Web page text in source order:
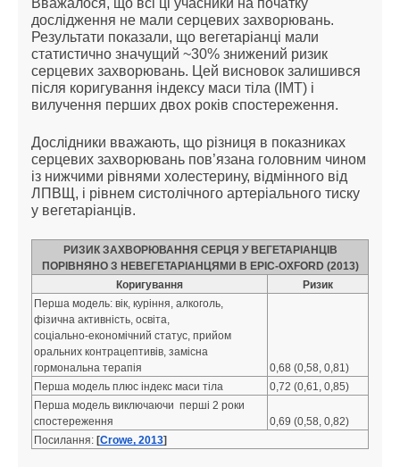
дослідження не мали серцевих захворювань.
Результати показали, що вегетаріанці мали
статистично значущий ~30% знижений ризик
серцевих захворювань. Цей висновок залишився
після коригування індексу маси тіла (ІМТ) і
вилучення перших двох років спостереження.
Дослідники вважають, що різниця в показниках
серцевих захворювань пов’язана головним чином
із нижчими рівнями холестерину, відмінного від
ЛПВЩ, і рівнем систолічного артеріального тиску
у вегетаріанців.
РИЗИК ЗАХВОРЮВАННЯ СЕРЦЯ У ВЕГЕТАРІАНЦІВ
ПОРІВНЯНО З НЕВЕГЕТАРІАНЦЯМИ В EPIC-OXFORD (2013)
Коригування
Ризик
Перша модель: вік, куріння, алкоголь,
фізична активність, освіта,
соціально-економічний статус, прийом
оральних контрацептивів, замісна
гормональна терапія
0,68 (0,58, 0,81)
Перша модель плюс індекс маси тіла
0,72 (0,61, 0,85)
Перша модель виключаючи перші 2 роки
спостереження
0,69 (0,58, 0,82)
Посилання: [Crowe, 2013]